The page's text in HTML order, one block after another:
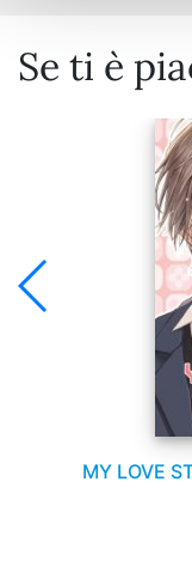
Se ti è
MY LOVE